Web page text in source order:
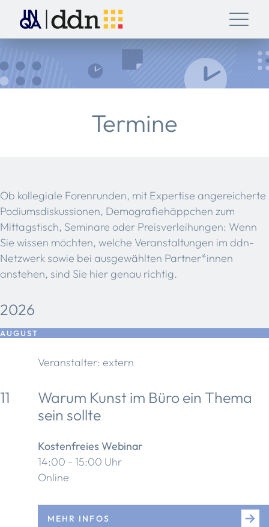
Termine
Ob kollegiale Forenrunden, mit Expertise angereicherte
Podiumsdiskussionen, Demografiehäppchen zum
Mittagstisch, Seminare oder Preisverleihungen: Wenn
Sie wissen möchten, welche Veranstaltungen im ddn-
Netzwerk sowie bei ausgewählten Partner*innen
anstehen, sind Sie hier genau richtig.
2026
AUGUST
Veranstalter: extern
11
Warum Kunst im Büro ein Thema
sein sollte
Kostenfreies Webinar
14:00 - 15:00 Uhr
Online
MEHR INFOS